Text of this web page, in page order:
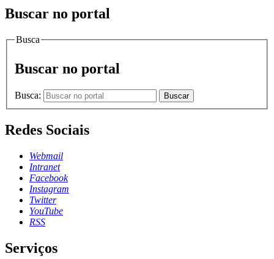
Buscar no portal
Busca
Buscar no portal
Busca: Buscar
Redes Sociais
Webmail
Intranet
Facebook
Instagram
Twitter
YouTube
RSS
Serviços